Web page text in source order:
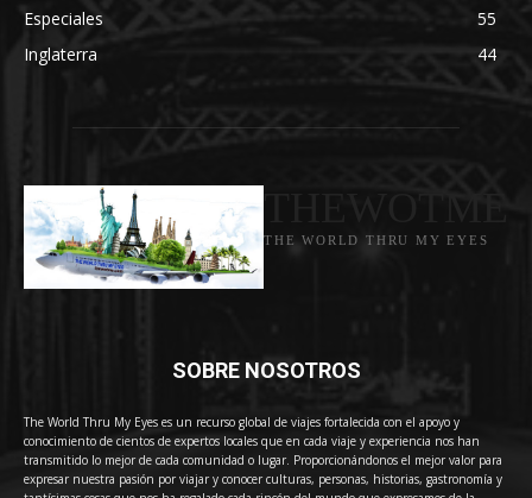
Especiales
55
Inglaterra
44
THE WORLD THRU MY EYES
SOBRE NOSOTROS
The World Thru My Eyes es un recurso global de viajes fortalecida con el apoyo y
conocimiento de cientos de expertos locales que en cada viaje y experiencia nos han
transmitido lo mejor de cada comunidad o lugar. Proporcionándonos el mejor valor para
expresar nuestra pasión por viajar y conocer culturas, personas, historias, gastronomía y